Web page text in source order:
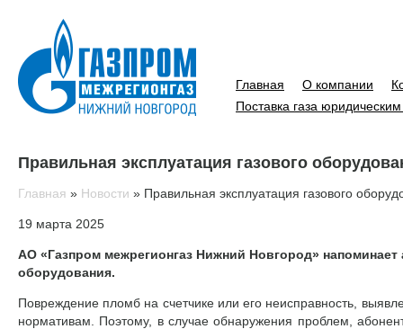
Главная О компании
Поставка газа
Правильная эксплуатация газового
Главная » Новости » Правильная эксплуатация газового
19 марта 2025
АО «Газпром межрегионгаз Нижний Новгород»
оборудования.
Повреждение пломб на счетчике или его неисправность,
нормативам. Поэтому, в случае обнаружения проблем,